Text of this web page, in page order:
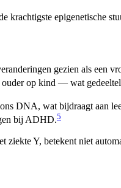
krachtigste epigenetische
gezien als een
ouder op kind — wat
DNA, wat bijdraagt aan
bij ADHD.5
ziekte Y, betekent niet